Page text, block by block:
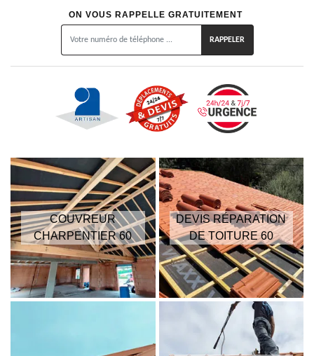
ON VOUS RAPPELLE GRATUITEMENT
COUVREUR
CHARPENTIER 60
DEVIS RÉPARATION
DE TOITURE 60